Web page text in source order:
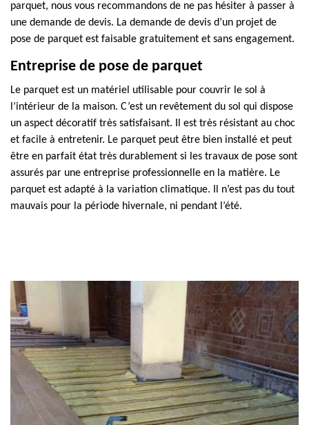
parquet, nous vous recommandons de ne pas hésiter à passer à
une demande de devis. La demande de devis d’un projet de
pose de parquet est faisable gratuitement et sans engagement.
Entreprise de pose de parquet
Le parquet est un matériel utilisable pour couvrir le sol à
l’intérieur de la maison. C’est un revêtement du sol qui dispose
un aspect décoratif très satisfaisant. Il est très résistant au choc
et facile à entretenir. Le parquet peut être bien installé et peut
être en parfait état très durablement si les travaux de pose sont
assurés par une entreprise professionnelle en la matière. Le
parquet est adapté à la variation climatique. Il n’est pas du tout
mauvais pour la période hivernale, ni pendant l’été.